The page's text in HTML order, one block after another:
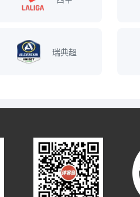
瑞典超